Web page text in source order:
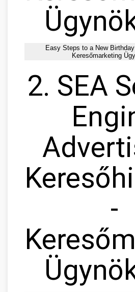
Easy Steps to a New
Keresőmarketing
2. SEA
-